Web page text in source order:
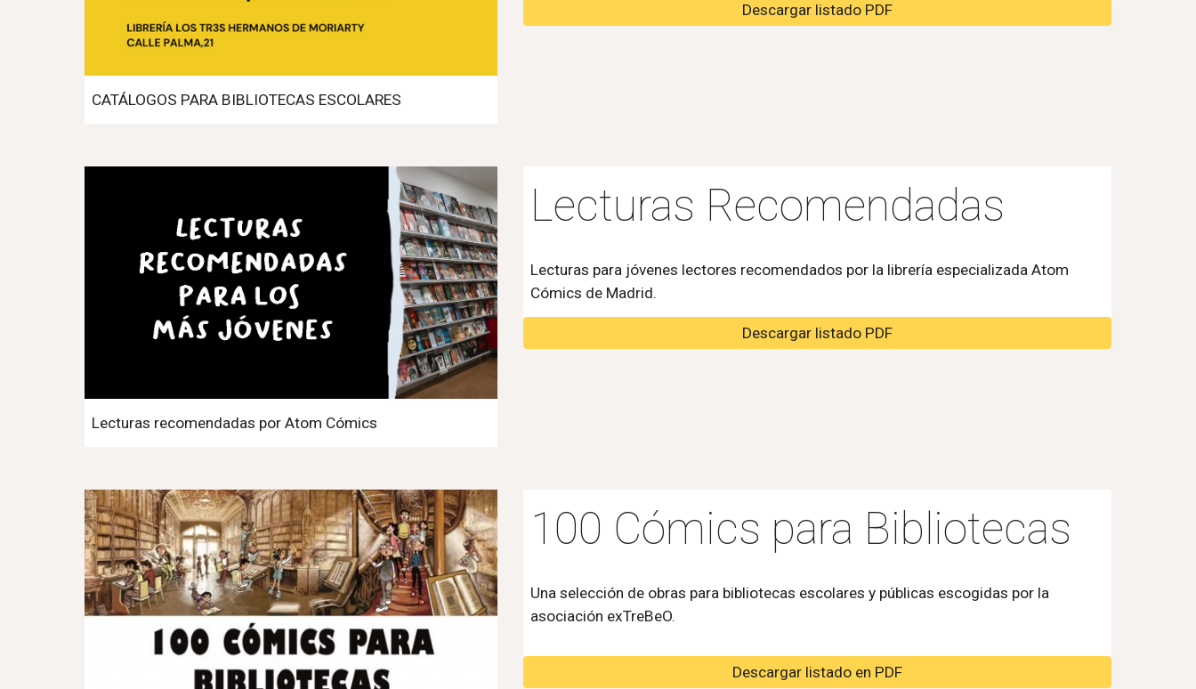
CATÁLOGOS PARA BIBLIOTECAS ESCOLARES
Descargar listado PDF
Lecturas recomendadas por Atom Cómics
Lecturas Recomendadas
Lecturas para jóvenes lectores recomendados por la librería especializada Atom
Cómics de Madrid.
Descargar listado PDF
100 Cómics para Bibliotecas
Una selección de obras para bibliotecas escolares y públicas escogidas por la
asociación exTreBeO.
Descargar listado en PDF